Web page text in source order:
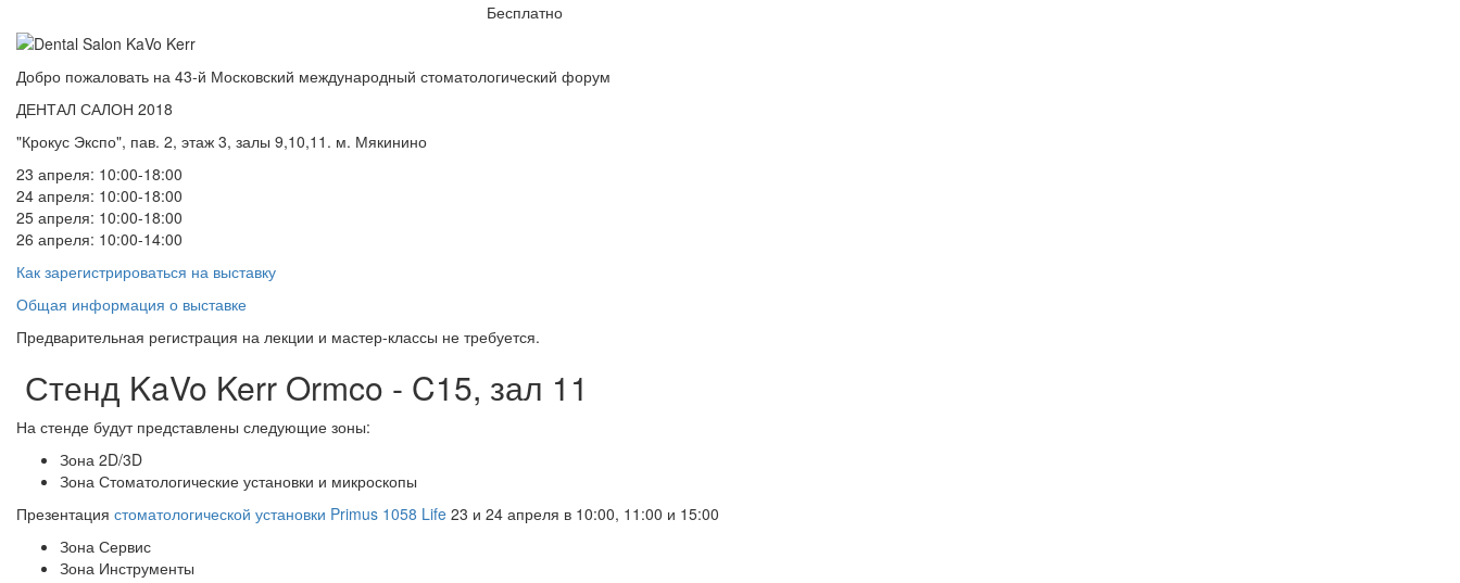
Бесплатно
Добро пожаловать на 43-й Московский международный стоматологический форум
ДЕНТАЛ САЛОН 2018
"Крокус Экспо", пав. 2, этаж 3, залы 9,10,11. м. Мякинино
23 апреля: 10:00-18:00
24 апреля: 10:00-18:00
25 апреля: 10:00-18:00
26 апреля: 10:00-14:00
Как зарегистрироваться на выставку
Общая информация о выставке
Предварительная регистрация на лекции и мастер-классы не требуется.
Стенд KaVo Kerr Ormco - C15, зал 11
На стенде будут представлены следующие зоны:
Зона 2D/3D
Зона Стоматологические установки и микроскопы
Презентация стоматологической установки Primus 1058 Life 23 и 24 апреля в 10:00, 11:00 и 15:00
Зона Сервис
Зона Инструменты